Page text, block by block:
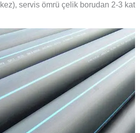
servis ömrü çelik borudan 2-3 kat